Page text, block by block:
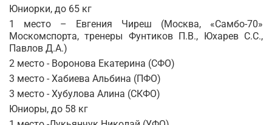
Юниорки, до 65 кг
1 место – Евгения Чиреш (Москва, «Самбо-70»
Москомспорта, тренеры Фунтиков П.В., Юхарев С.С.,
Павлов Д.А.)
2 место - Воронова Екатерина (СФО)
3 место - Хабиева Альбина (ПФО)
3 место - Хубулова Алина (СКФО)
Юниоры, до 58 кг